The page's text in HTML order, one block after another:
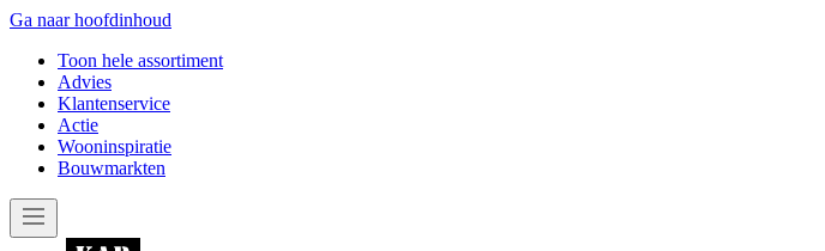
Ga naar hoofdinhoud
Toon hele assortiment
Advies
Klantenservice
Actie
Wooninspiratie
Bouwmarkten